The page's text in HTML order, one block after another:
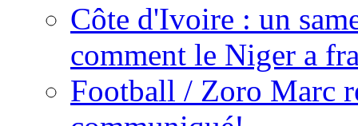
Côte d'Ivoire : un
comment le Niger a
Football / Zoro Marc